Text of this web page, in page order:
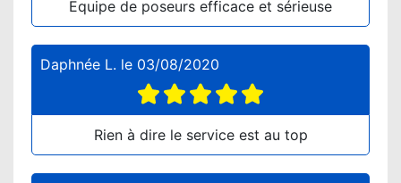
Equipe de poseurs efficace et sérieuse
Daphnée L. le 03/08/2020
Rien à dire le service est au top